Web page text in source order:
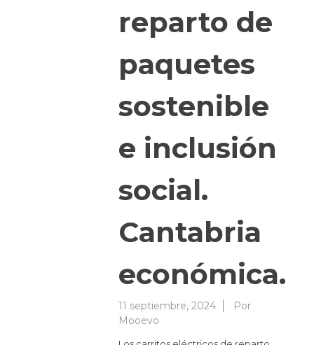
reparto de
paquetes
sostenible
e inclusión
social.
Cantabria
económica.
11 septiembre, 2024
Por
Mooevo